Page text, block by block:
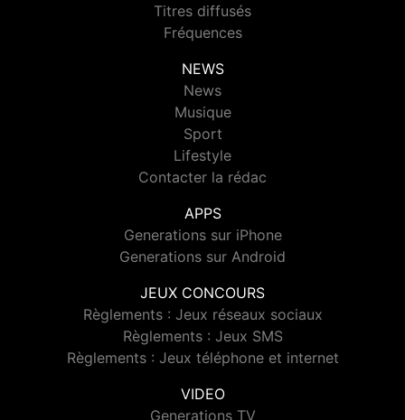
Titres diffusés
Fréquences
NEWS
News
Musique
Sport
Lifestyle
Contacter la rédac
APPS
Generations sur iPhone
Generations sur Android
JEUX CONCOURS
Règlements : Jeux réseaux sociaux
Règlements : Jeux SMS
Règlements : Jeux téléphone et internet
VIDEO
Generations TV